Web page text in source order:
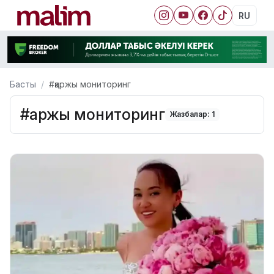
RU
Басты #қаржы мониторинг
#қаржы мониторинг Жазбалар: 1